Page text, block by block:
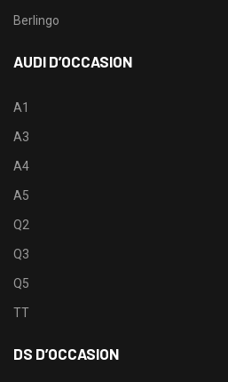
Berlingo
AUDI D’OCCASION
A1
A3
A4
A5
Q2
Q3
Q5
TT
DS D’OCCASION